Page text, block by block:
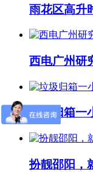
雨花区高升
西电广州研
垃圾归箱一
扮靓邵阳，